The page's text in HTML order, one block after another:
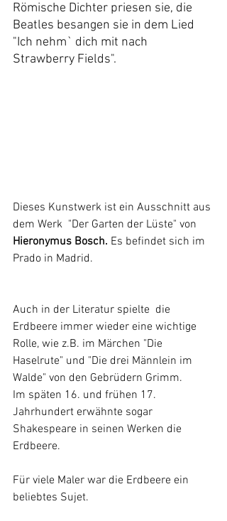
Römische Dichter priesen sie, die
Beatles besangen sie in dem Lied
"Ich nehm` dich mit nach
Strawberry Fields".
Dieses Kunstwerk ist ein Ausschnitt aus
dem Werk  "Der Garten der Lüste" von
Hieronymus Bosch. Es befindet sich im
Prado in Madrid.
Auch in der Literatur spielte  die
Erdbeere immer wieder eine wichtige
Rolle, wie z.B. im Märchen "Die
Haselrute" und "Die drei Männlein im
Walde" von den Gebrüdern Grimm.
Im späten 16. und frühen 17.
Jahrhundert erwähnte sogar
Shakespeare in seinen Werken die
Erdbeere.
Für viele Maler war die Erdbeere ein
beliebtes Sujet.